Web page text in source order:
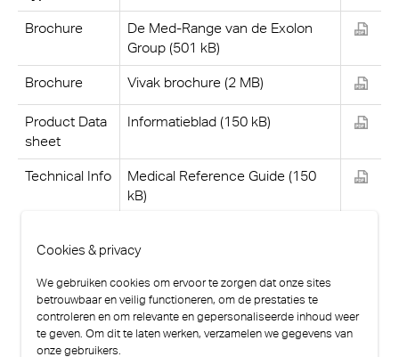
Brochure
De Med-Range van de Exolon
Group (501 kB)
Brochure Vivak brochure (2 MB)
Product Data
sheet
Informatieblad (150 kB)
Technical Info
Medical Reference Guide (150
kB)
Cookies & privacy
We gebruiken cookies om ervoor te zorgen dat onze sites
betrouwbaar en veilig functioneren, om de prestaties te
controleren en om relevante en gepersonaliseerde inhoud weer
te geven. Om dit te laten werken, verzamelen we gegevens van
onze gebruikers.